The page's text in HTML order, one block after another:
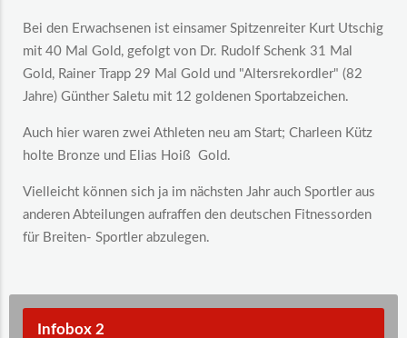
Bei den Erwachsenen ist einsamer Spitzenreiter Kurt Utschig
mit 40 Mal Gold, gefolgt von Dr. Rudolf Schenk 31 Mal
Gold, Rainer Trapp 29 Mal Gold und "Altersrekordler" (82
Jahre) Günther Saletu mit 12 goldenen Sportabzeichen.
Auch hier waren zwei Athleten neu am Start; Charleen Kütz
holte Bronze und Elias Hoiß Gold.
Vielleicht können sich ja im nächsten Jahr auch Sportler aus
anderen Abteilungen aufraffen den deutschen Fitnessorden
für Breiten- Sportler abzulegen.
Infobox 2